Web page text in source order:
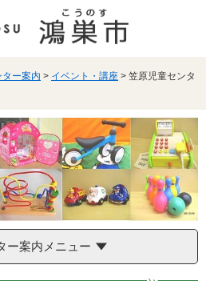
ター案内 > イベント・講座 > 笠原児童センタ
ー案内メニュー